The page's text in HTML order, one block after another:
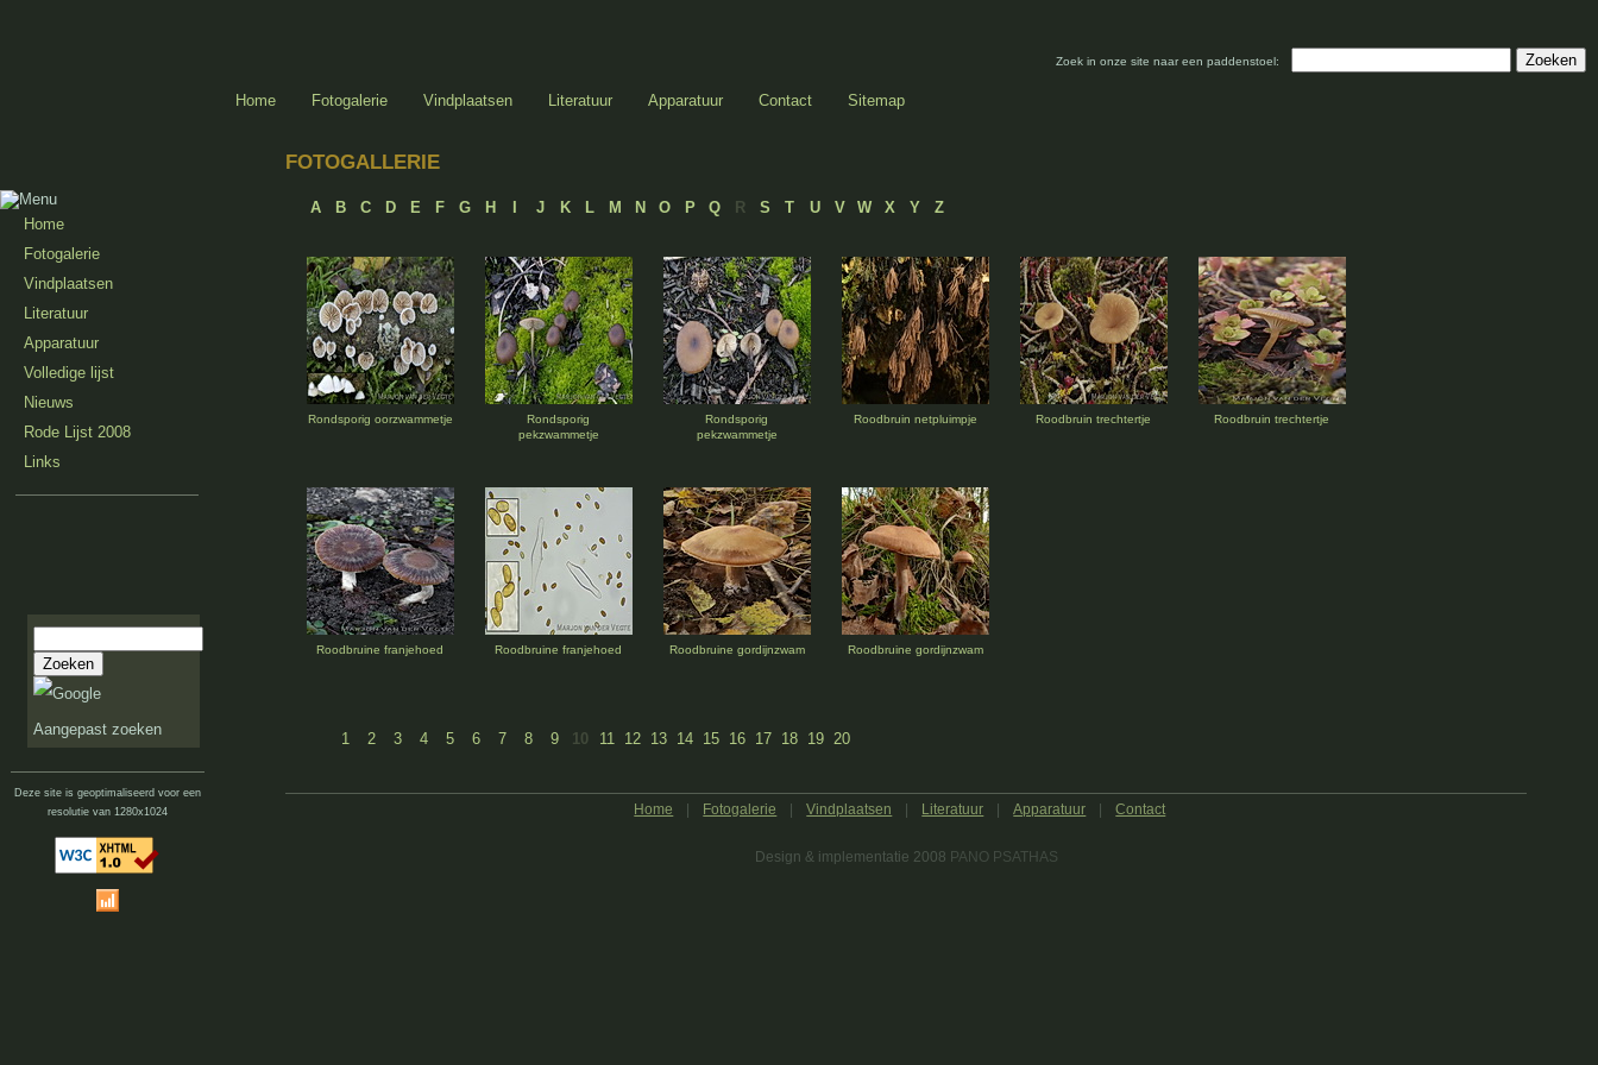
Zoek in onze site naar een paddenstoel:
Home Fotogalerie Vindplaatsen Literatuur Apparatuur Contact Sitemap
Home
Fotogalerie
Vindplaatsen
Literatuur
Apparatuur
Volledige lijst
Nieuws
Rode Lijst 2008
Links
Aangepast zoeken
Deze site is geoptimaliseerd voor een
resolutie van 1280x1024
FOTOGALLERIE
A B C D E F G H J K L M N O P Q R S T U V W X Y Z
Rondsporig oorzwammetje
Rondsporig
pekzwammetje
Rondsporig
pekzwammetje
Roodbruin netpluimpje Roodbruin trechtertje Roodbruin trechtertje
Roodbruine franjehoed Roodbruine franjehoed Roodbruine gordijnzwam Roodbruine gordijnzwam
1 2 3 4 5 6 7 8 9 10 11 12 13 14 15 16 17 18 19 20
Home Fotogalerie Vindplaatsen Literatuur Apparatuur Contact
Design & implementatie 2008 PANO PSATHAS